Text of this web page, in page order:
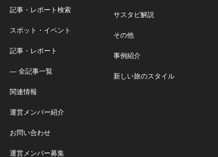
記事・レポート検索
スポット・イベント
記事・レポート
― 全記事一覧
関連情報
運営メンバー紹介
お問い合わせ
運営メンバー募集
サスタビ解説
その他
事例紹介
新しい旅のスタイル